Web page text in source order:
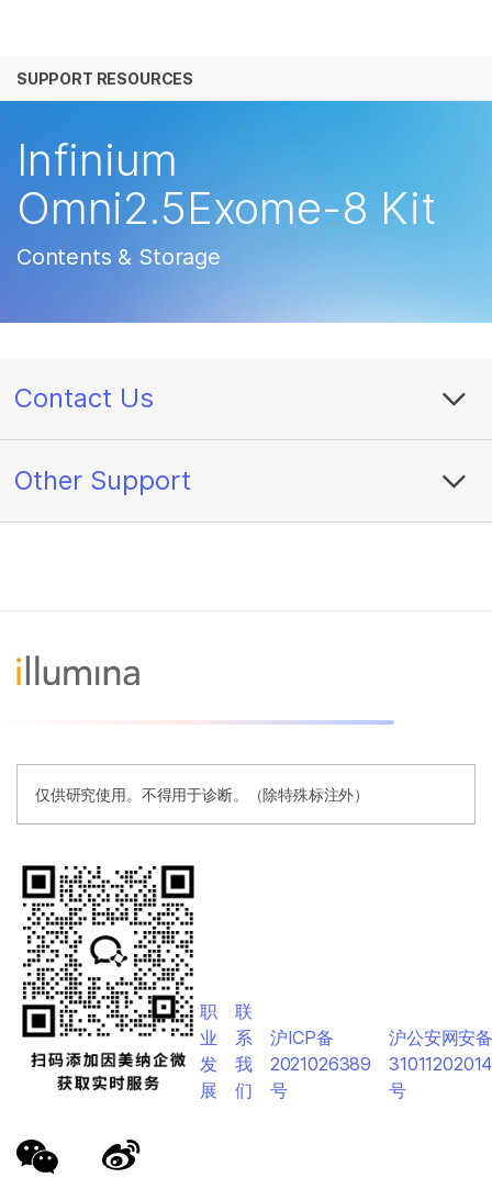
解决方案
公司
SUPPORT RESOURCES
Infinium
Omni2.5Exome-8 Kit
Contents & Storage
Contact Us
Other Support
仅供研究使用。不得用于诊断。（除特殊标注外）
职
业
发
展
联
系
我
们
沪ICP备
2021026389
号
沪公安网安
号
查看更多相关内容。选择您感兴趣的领域:
微生物学
复杂疾病